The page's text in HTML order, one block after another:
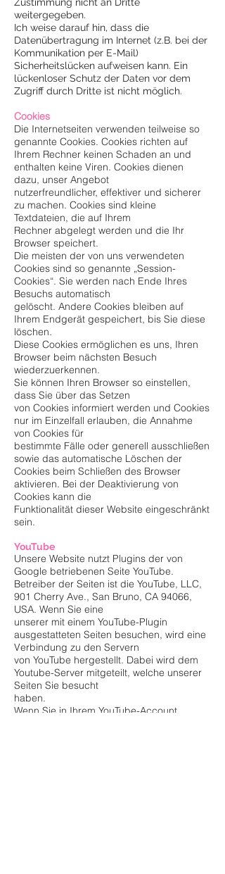
weitergegeben.
Ich weise darauf hin, dass die
Datenübertragung im Internet (z.B. bei der
Kommunikation per E-Mail)
Sicherheitslücken aufweisen kann. Ein
lückenloser Schutz der Daten vor dem
Zugriff durch Dritte ist nicht möglich.
Cookies
Die Internetseiten verwenden teilweise so
genannte Cookies. Cookies richten auf
Ihrem Rechner keinen Schaden an und
enthalten keine Viren. Cookies dienen
dazu, unser Angebot
nutzerfreundlicher, effektiver und sicherer
zu machen. Cookies sind kleine
Textdateien, die auf Ihrem
Rechner abgelegt werden und die Ihr
Browser speichert.
Die meisten der von uns verwendeten
Cookies sind so genannte „Session-
Cookies“. Sie werden nach Ende Ihres
Besuchs automatisch
gelöscht. Andere Cookies bleiben auf
Ihrem Endgerät gespeichert, bis Sie diese
löschen.
Diese Cookies ermöglichen es uns, Ihren
Browser beim nächsten Besuch
wiederzuerkennen.
Sie können Ihren Browser so einstellen,
dass Sie über das Setzen
von Cookies informiert werden und Cookies
nur im Einzelfall erlauben, die Annahme
von Cookies für
bestimmte Fälle oder generell ausschließen
sowie das automatische Löschen der
Cookies beim Schließen des Browser
aktivieren. Bei der Deaktivierung von
Cookies kann die
Funktionalität dieser Website eingeschränkt
sein.
YouTube
Unsere Website nutzt Plugins der von
Google betriebenen Seite YouTube.
Betreiber der Seiten ist die YouTube, LLC,
901 Cherry Ave., San Bruno, CA 94066,
USA. Wenn Sie eine
unserer mit einem YouTube-Plugin
ausgestatteten Seiten besuchen, wird eine
Verbindung zu den Servern
von YouTube hergestellt. Dabei wird dem
Youtube-Server mitgeteilt, welche unserer
Seiten Sie besucht
haben.
Wenn Sie in Ihrem YouTube-Account